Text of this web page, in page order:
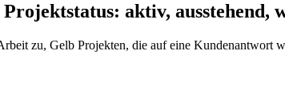
aktiv, ausstehend,
zu, Gelb Projekten, die auf eine Kundenantwort